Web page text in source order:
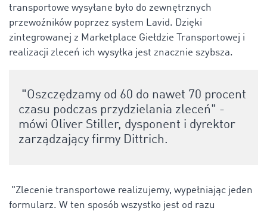
transportowe wysyłane było do zewnętrznych
przewoźników poprzez system Lavid. Dzięki
zintegrowanej z Marketplace Giełdzie Transportowej i
realizacji zleceń ich wysyłka jest znacznie szybsza.
"Oszczędzamy od 60 do nawet 70 procent
czasu podczas przydzielania zleceń" -
mówi Oliver Stiller, dysponent i dyrektor
zarządzający firmy Dittrich.
"Zlecenie transportowe realizujemy, wypełniając jeden
formularz. W ten sposób wszystko jest od razu